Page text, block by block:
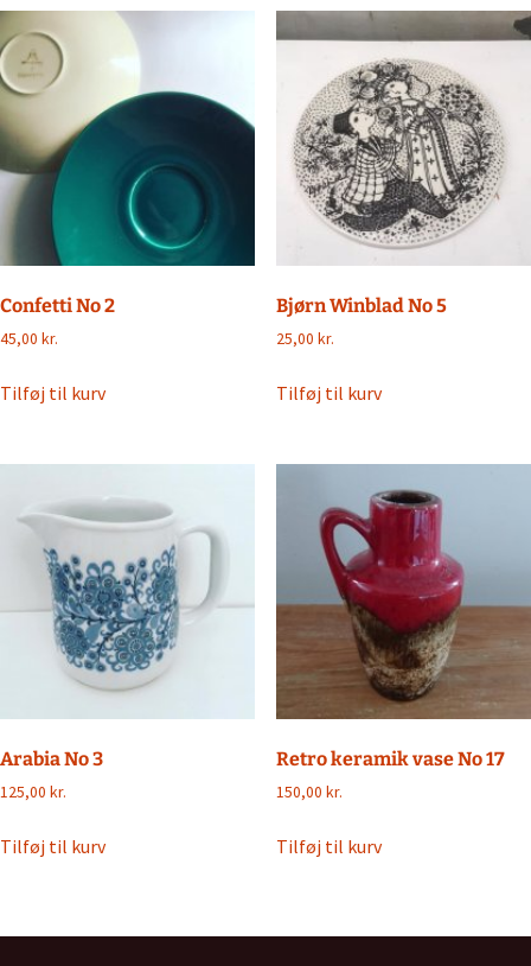
Confetti No 2
45,00 kr.
Tilføj til kurv
Bjørn Winblad No 5
25,00 kr.
Tilføj til kurv
Arabia No 3
125,00 kr.
Tilføj til kurv
Retro keramik vase No 17
150,00 kr.
Tilføj til kurv